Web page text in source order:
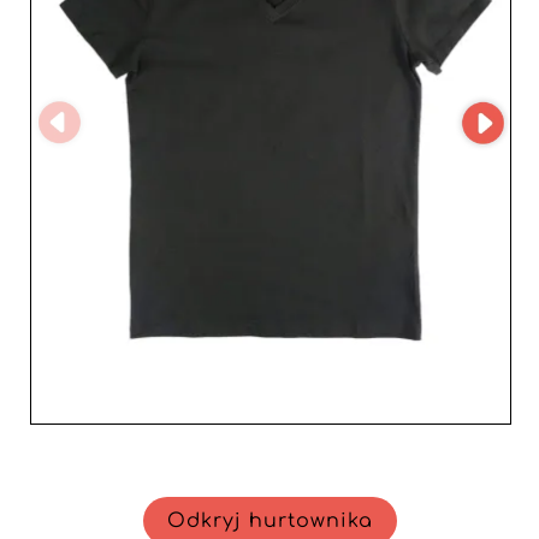
przeglądać i wybierać style dopasowane do Twojego
rynku. Skorzystaj z zalet partnera, który stawia
satysfakcję swoich afiliantów w centrum swojej misji.
RAGAZZI GROUP S.R.L. daje Ci możliwość rozbudowania
asortymentu o pozycje, które nie tylko podbiją serca
Twoich klientów, ale też zapewnią imponujący zwrot z
inwestycji. Niech wyrafinowana i wysmakowana moda
RAGAZZI GROUP S.R.L. odmieni Twoją ofertę
produktową, odpowiadając na oczekiwania wymagającej
Odkryj hurtownika